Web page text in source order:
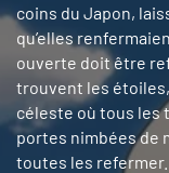
coins du Japon,
qu’elles
ouverte doit être
trouvent les
céleste où tous les
portes nimbées de
toutes les refermer.